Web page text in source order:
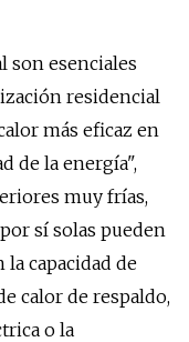
son esenciales
residencial
más eficaz en
de la energía",
muy frías,
sí solas pueden
capacidad de
calor de respaldo,
o la